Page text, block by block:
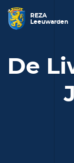
REZA
Leeuwarden
De